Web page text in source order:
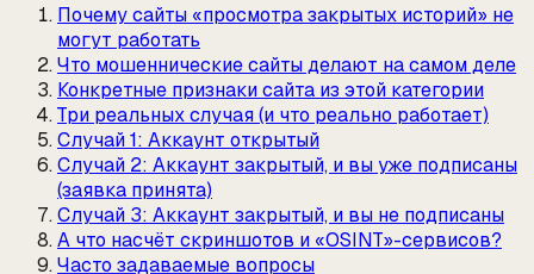
Почему сайты «просмотра закрытых историй» не
могут работать
Что мошеннические сайты делают на самом деле
Конкретные признаки сайта из этой категории
Три реальных случая (и что реально работает)
Случай 1: Аккаунт открытый
Случай 2: Аккаунт закрытый, и вы уже подписаны
(заявка принята)
Случай 3: Аккаунт закрытый, и вы не подписаны
А что насчёт скриншотов и «OSINT»-сервисов?
Часто задаваемые вопросы